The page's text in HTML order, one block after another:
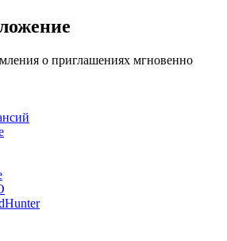
о приглашениях мгновенно